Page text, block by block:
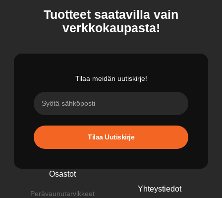
Tuotteet saatavilla vain
verkkokaupasta!
Tilaa meidän uutiskirje!
Tilaa Uutiskirje
Osastot
Perävaunutarvikkeet
Yhteystiedot